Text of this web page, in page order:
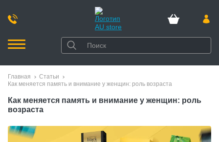
Главная
Статьи
Как меняется память и внимание у женщин: роль возраста
Как меняется память и внимание у женщин: роль
возраста